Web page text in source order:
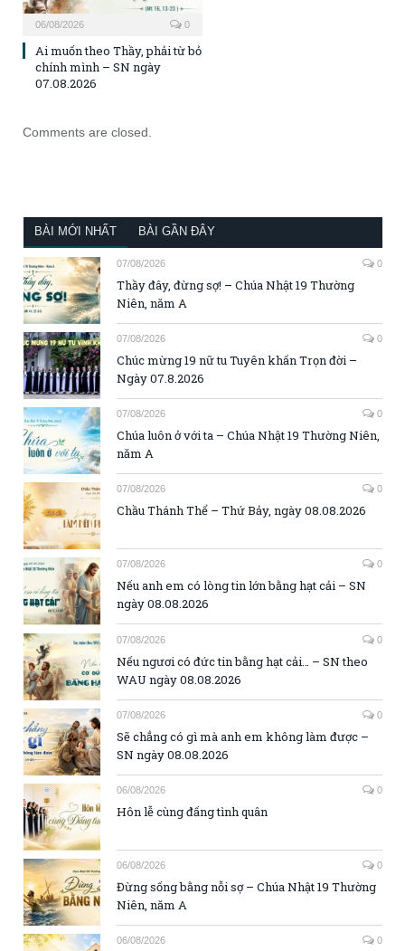
06/08/2026 0
Ai muốn theo Thầy, phải từ bỏ
chính mình – SN ngày
07.08.2026
Comments are closed.
BÀI MỚI NHẤT BÀI GẦN ĐÂY
07/08/2026 0
Thầy đây, đừng sợ! – Chúa Nhật 19 Thường
Niên, năm A
07/08/2026 0
Chúc mừng 19 nữ tu Tuyên khấn Trọn đời –
Ngày 07.8.2026
07/08/2026 0
Chúa luôn ở với ta – Chúa Nhật 19 Thường Niên,
năm A
07/08/2026 0
Chầu Thánh Thể – Thứ Bảy, ngày 08.08.2026
07/08/2026 0
Nếu anh em có lòng tin lớn bằng hạt cải – SN
ngày 08.08.2026
07/08/2026 0
Nếu ngươi có đức tin bằng hạt cải… – SN theo
WAU ngày 08.08.2026
07/08/2026 0
Sẽ chẳng có gì mà anh em không làm được –
SN ngày 08.08.2026
06/08/2026 0
Hôn lễ cùng đấng tình quân
06/08/2026 0
Đừng sống bằng nỗi sợ – Chúa Nhật 19 Thường
Niên, năm A
06/08/2026 0